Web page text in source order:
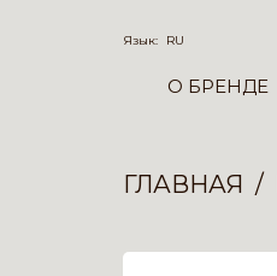
Язык: RU
О БРЕНДЕ
ГЛАВНАЯ